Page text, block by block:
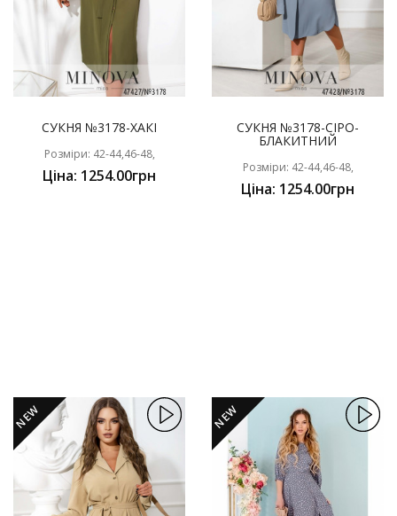
СУКНЯ №3178-ХАКІ
Розміри: 42-44,46-48,
Ціна: 1254.00грн
СУКНЯ №3178-СІРО-
БЛАКИТНИЙ
Розміри: 42-44,46-48,
Ціна: 1254.00грн
NEW NEW